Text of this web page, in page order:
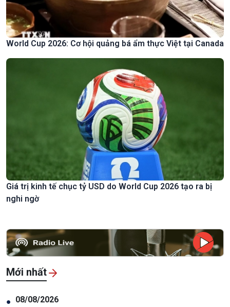
World Cup 2026: Cơ hội quảng bá ẩm thực Việt tại Canada
Giá trị kinh tế chục tỷ USD do World Cup 2026 tạo ra bị
nghi ngờ
Mới nhất
● 08/08/2026